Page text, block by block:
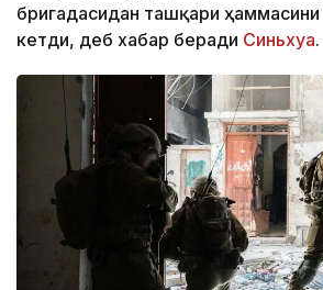
бригадасидан ташқари ҳаммасини
кетди, деб хабар беради Синьхуа.